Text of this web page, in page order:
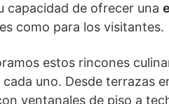
capacidad de ofrecer una
como para los visitantes.
estos rincones
uno. Desde terrazas
ventanales de piso a